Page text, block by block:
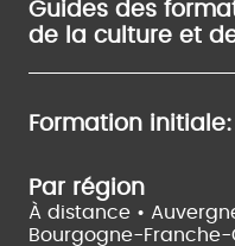
Guides des
de la culture et
Formation initiale:
Par région
À distance •
Bourgogne-Franche-